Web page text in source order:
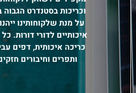
וכריכות בסטנדרט הגבוה
על מנת שלקוחותינו
איכותיים לדורי דורות.
כריכה איכותית, דפים
ותפרים וחיבורים